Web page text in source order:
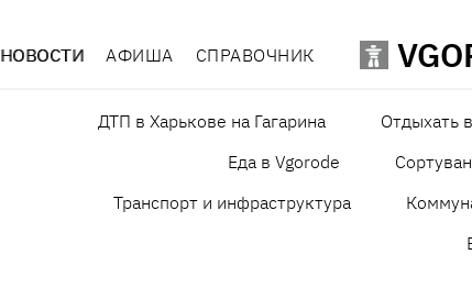
НОВОСТИ АФИША СПРАВОЧНИК
ДТП в Харькове на Гагарина Отдыхать
Еда в Vgorode
Транспорт и инфраструктура